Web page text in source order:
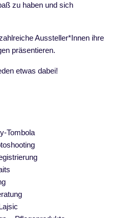
zu haben und sich
Aussteller*Innen ihre
präsentieren.
etwas dabei!
Tombola